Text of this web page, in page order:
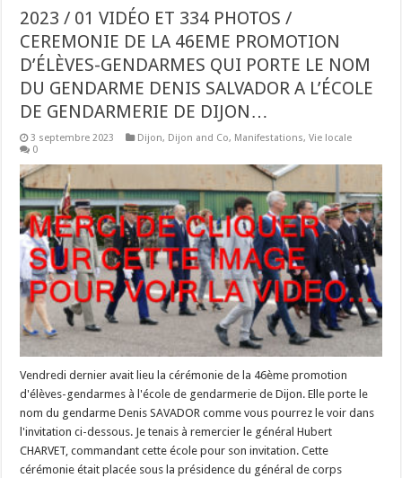
2023 / 01 VIDÉO ET 334 PHOTOS /
CEREMONIE DE LA 46EME PROMOTION
D’ÉLÈVES-GENDARMES QUI PORTE LE NOM
DU GENDARME DENIS SALVADOR A L’ÉCOLE
DE GENDARMERIE DE DIJON…
3 septembre 2023 Dijon, Dijon and Co, Manifestations,Vie locale
0
Vendredi dernier avait lieu la cérémonie de la 46ème promotion
d'élèves-gendarmes à l'école de gendarmerie de Dijon. Elle porte le
nom du gendarme Denis SAVADOR comme vous pourrez le voir dans
l'invitation ci-dessous. Je tenais à remercier le général Hubert
CHARVET, commandant cette école pour son invitation. Cette
cérémonie était placée sous la présidence du général de corps